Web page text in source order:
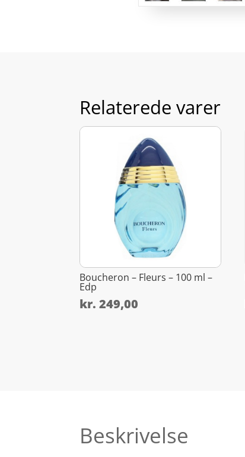
Relaterede varer
Boucheron – Fleurs – 100 ml –
Edp
kr. 249,00
Beskrivelse